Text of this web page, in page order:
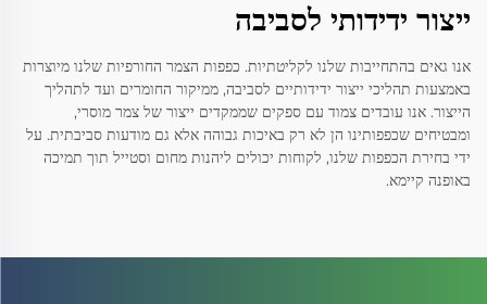
ייצור ידידותי לסביבה
אנו גאים בהתחייבות שלנו לקליטתיות. כפפות הצמר החורפיות שלנו מיוצרות
באמצעות תהליכי ייצור ידידותיים לסביבה, ממיקור החומרים ועד לתהליך
הייצור. אנו עובדים צמוד עם ספקים שממקדים ייצור של צמר מוסרי,
ומבטיחים שכפפותינו הן לא רק באיכות גבוהה אלא גם מודעות סביבתית. על
ידי בחירת הכפפות שלנו, לקוחות יכולים ליהנות מחום וסטייל תוך תמיכה
באופנה קיימא.